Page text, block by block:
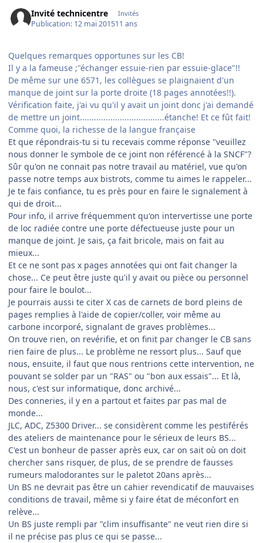
Invité technicentre Invités
Publication: 12 mai 201511 ans
Quelques remarques opportunes sur les CB!
Il y a la fameuse ;"échanger essuie-rien par essuie-glace"!!
De même sur une 6571, les collègues se plaignaient d'un
manque de joint sur la porte droite (18 pages annotées!!).
Vérification faite, j'ai vu qu'il y avait un joint donc j'ai demandé
de mettre un joint....................................étanche! Et ce fût fait!
Comme quoi, la richesse de la langue française
​Et que répondrais-tu si tu recevais comme réponse "veuillez
nous donner le symbole de ce joint non référencé à la SNCF"?
Sûr qu'on ne connait pas notre travail au matériel, vue qu'on
passe notre temps aux bistrots, comme tu aimes le rappeler...
Je te fais confiance, tu es près pour en faire le signalement à
qui de droit...
Pour info, il arrive fréquemment qu'on intervertisse une porte
de loc radiée contre une porte défectueuse juste pour un
manque de joint. Je sais, ça fait bricole, mais on fait au
mieux...
Et ce ne sont pas x pages annotées qui ont fait changer la
chose... Ce peut être juste qu'il y avait ou pièce ou personnel
pour faire le boulot...
Je pourrais aussi te citer X cas de carnets de bord pleins de
pages remplies à l'aide de copier/coller, voir même au
carbone incorporé, signalant de graves problèmes...
On trouve rien, on revérifie, et on finit par changer le CB sans
rien faire de plus... Le problème ne ressort plus... Sauf que
nous, ensuite, il faut que nous rentrions cette intervention, ne
pouvant se solder par un "RAS" ou "bon aux essais"... Et là,
nous, c'est sur informatique, donc archivé...
Des conneries, il y en a partout et faites par pas mal de
monde...
JLC, ADC, Z5300 Driver... se considèrent comme les pestiférés
des ateliers de maintenance pour le sérieux de leurs BS...
C'est un bonheur de passer après eux, car on sait où on doit
chercher sans risquer, de plus, de se prendre de fausses
rumeurs malodorantes sur le paletot 20ans après...
Un BS ne devrait pas être un cahier revendicatif de mauvaises
conditions de travail, même si y faire état de méconfort en
relève...
Un BS juste rempli par "clim insuffisante" ne veut rien dire si
il ne précise pas plus ce qui se passe...